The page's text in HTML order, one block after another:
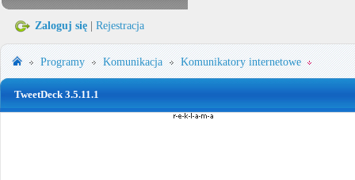
Zaloguj się Rejestracja
Programy Komunikacja Komunikatory internetowe
TweetDeck 3.5.11.1